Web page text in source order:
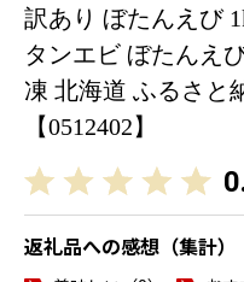
訳あり ぼたんえび
タンエビ ぼたんえ
凍 北海道 ふるさと
【0512402】
返礼品への感想（集計）